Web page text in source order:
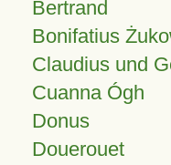
Bertrand
Bonifatius
Claudius und
Cuanna Ógh
Donus
Douerouet